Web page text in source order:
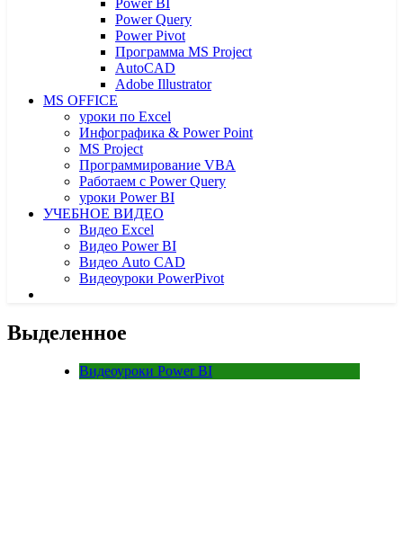
Power BI
Power Query
Power Pivot
Программа MS Project
AutoCAD
Adobe Illustrator
MS OFFICE
уроки по Excel
Инфографика & Power Point
MS Project
Программирование VBA
Работаем с Power Query
уроки Power BI
УЧЕБНОЕ ВИДЕО
Видео Excel
Видео Power BI
Видео Auto CAD
Видеоуроки PowerPivot
Выделенное
Видеоуроки Power BI